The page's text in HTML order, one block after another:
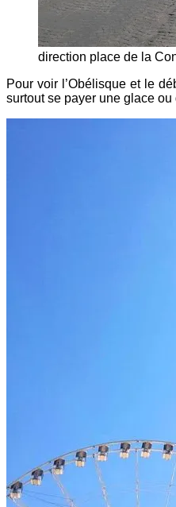
direction place de la
Pour voir l’Obélisque et le
surtout se payer une glace